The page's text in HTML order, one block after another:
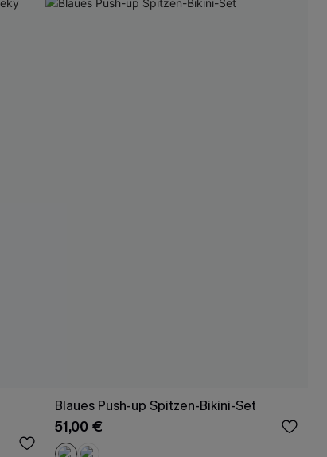
Blaues Push-up Spitzen-Bikini-Set
51,00 €